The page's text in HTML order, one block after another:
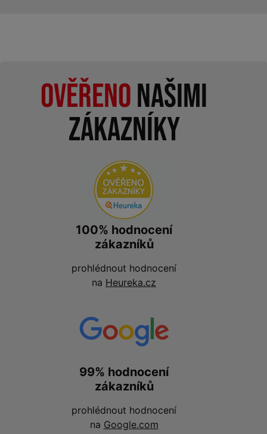
Ověřenonašimi
zákazníky
100% hodnocení
zákazníků
prohlédnout hodnocení
na Heureka.cz
99% hodnocení
zákazníků
prohlédnout hodnocení
na Google.com